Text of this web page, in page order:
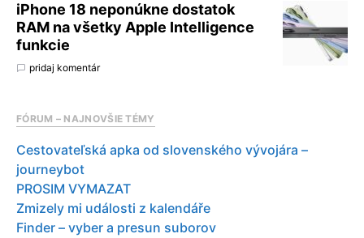
iPhone 18 neponúkne dostatok
RAM na všetky Apple Intelligence
funkcie
pridaj komentár
FÓRUM – NAJNOVŠIE TÉMY
Cestovateľská apka od slovenského vývojára –
journeybot
PROSIM VYMAZAT
Zmizely mi události z kalendáře
Finder – vyber a presun suborov